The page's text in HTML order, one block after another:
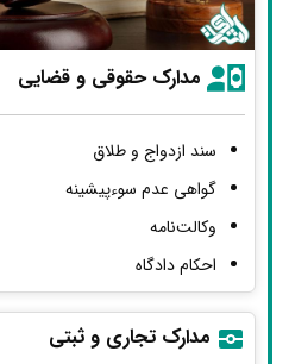
مدارک حقوقی و قضایی
سند ازدواج و طلاق
گواهی عدم سوءپیشینه
وکالت‌نامه
احکام دادگاه
مدارک تجاری و ثبتی